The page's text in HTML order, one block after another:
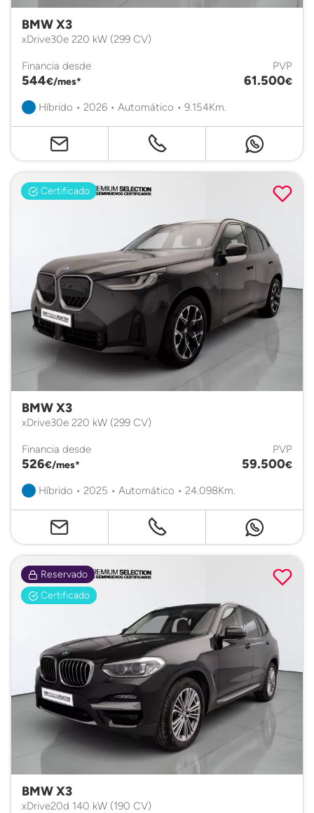
BMW X3
xDrive30e 220 kW (299 CV)
Financia desde
544€/mes*
PVP
61.500€
Híbrido • 2026 • Automático • 9.154Km.
Certificado
BMW X3
xDrive30e 220 kW (299 CV)
Financia desde
526€/mes*
PVP
59.500€
Híbrido • 2025 • Automático • 24.098Km.
Reservado
Certificado
BMW X3
xDrive20d 140 kW (190 CV)